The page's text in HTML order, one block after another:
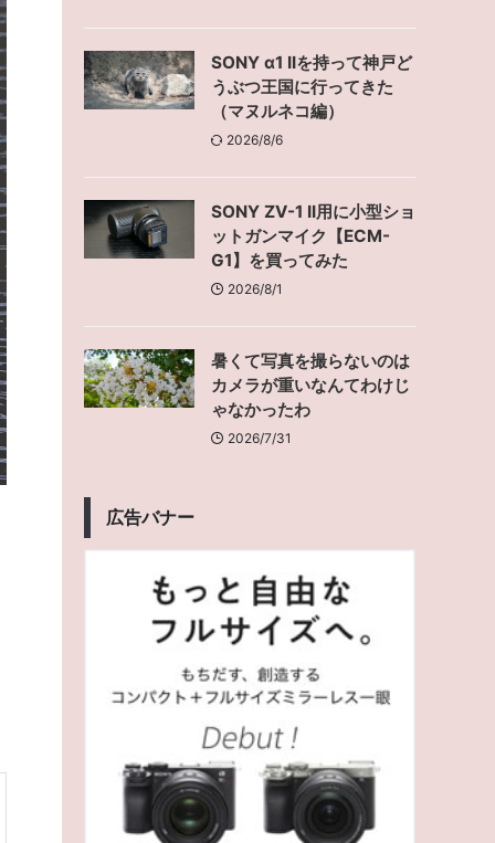
SONY α1 IIを持って神戸ど
うぶつ王国に行ってきた
（マヌルネコ編）
2026/8/6
SONY ZV-1 II用に小型ショ
ットガンマイク【ECM-
G1】を買ってみた
2026/8/1
暑くて写真を撮らないのは
カメラが重いなんてわけじ
ゃなかったわ
2026/7/31
広告バナー